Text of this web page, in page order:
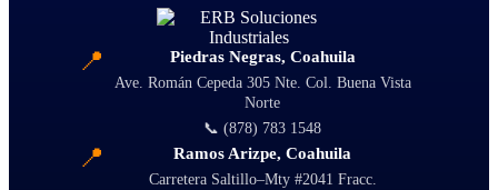
📍 Piedras Negras, Coahuila
Ave. Román Cepeda 305 Nte. Col. Buena Vista
Norte
📞 (878) 783 1548
📍 Ramos Arizpe, Coahuila
Carretera Saltillo–Mty #2041 Fracc.